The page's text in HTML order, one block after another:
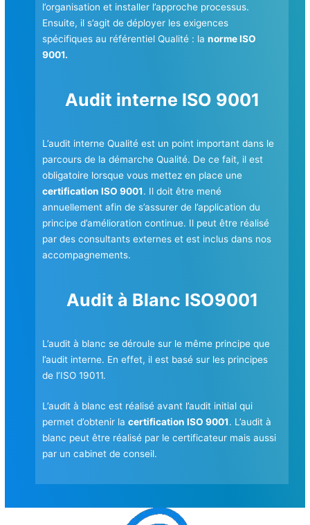
l’organisation et installer l’approche processus.
Ensuite, il s’agit de déployer les exigences
spécifiques au référentiel Qualité : lanorme ISO
9001.
Audit interne ISO 9001
L’audit interne Qualité est un point important dans le
parcours de la démarche Qualité. De ce fait, il est
obligatoire lorsque vous mettez en place une
certification ISO 9001. Il doit être mené
annuellement afin de s’assurer de l’application du
principe d’amélioration continue. Il peut être réalisé
par des consultants externes et est inclus dans nos
accompagnements.
Audit à Blanc ISO9001
L’audit à blanc se déroule sur le même principe que
l’audit interne. En effet, il est basé sur les principes
de l’ISO 19011.
L’audit à blanc est réalisé avant l’audit initial qui
permet d’obtenir lacertification ISO 9001. L’audit à
blanc peut être réalisé par le certificateur mais aussi
par un cabinet de conseil.